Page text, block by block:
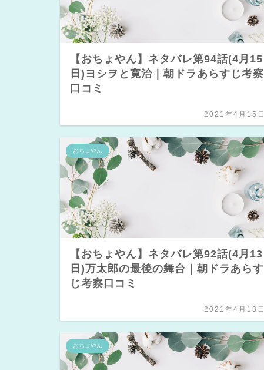
【おちょやん】ネタバレ第94話(4月15
日)ヨシヲと寛治｜朝ドラあらすじ考察
口コミ
2021年4月15日
おちょやん
【おちょやん】ネタバレ第92話(4月13
日)万太郎の最後の舞台｜朝ドラあらす
じ考察口コミ
2021年4月13日
おちょやん